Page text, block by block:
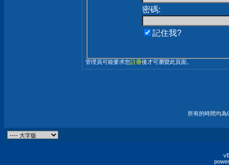
密碼:
記住我?
管理員可能要求您註冊後才可瀏覽此頁面。
所有的時間均為